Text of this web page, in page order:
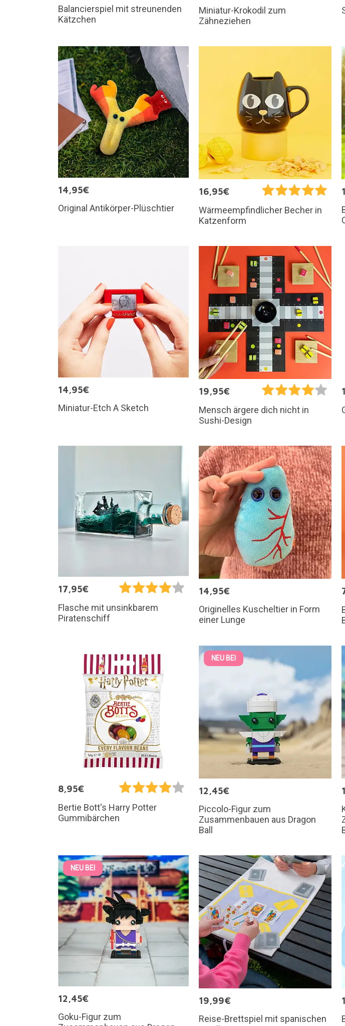
Balancierspiel mit streunenden
Kätzchen
Miniatur-Krokodil zum
Zähneziehen
14,95€
Original Antikörper-Plüschtier
16,95€
Wärmeempfindlicher Becher in
Katzenform
14,95€
Miniatur-Etch A Sketch
19,95€
Mensch ärgere dich nicht in
Sushi-Design
17,95€
Flasche mit unsinkbarem
Piratenschiff
14,95€
Originelles Kuscheltier in Form
einer Lunge
8,95€
Bertie Bott's Harry Potter
Gummibärchen
NEU BEI
12,45€
Piccolo-Figur zum
Zusammenbauen aus Dragon
Ball
NEU BEI
12,45€
Goku-Figur zum
19,99€
Reise-Brettspiel mit spanischen